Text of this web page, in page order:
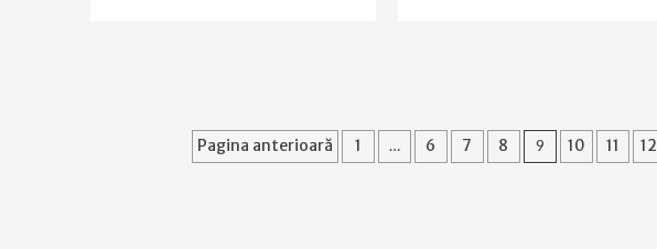
Paginație
Pagina anterioară 1 … 6 7 8 9 10 11 12